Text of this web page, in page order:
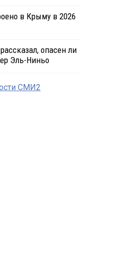
в Крыму в 2026
опасен ли
Эль-Ниньо
СМИ2